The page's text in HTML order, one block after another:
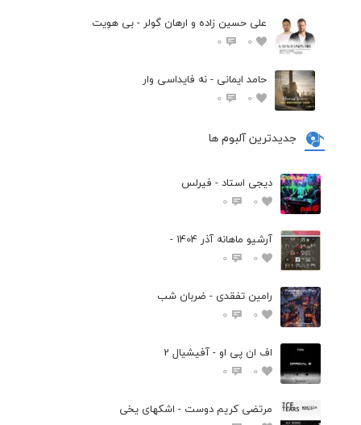
علی حسین زاده و ارهان گولر - بی هویت
0
0
حامد ایمانی - نه فایداسی وار
0
0
جدیدترین آلبوم ها
دیجی استاد - فیرلس
0
0
آرشیو ماهانه آذر 1404 -
0
0
رامین تفقدی - ضربان شب
0
0
اف ان پی او - آفیشیال 2
0
0
مرتضی کریم دوست - اشکهای یخی